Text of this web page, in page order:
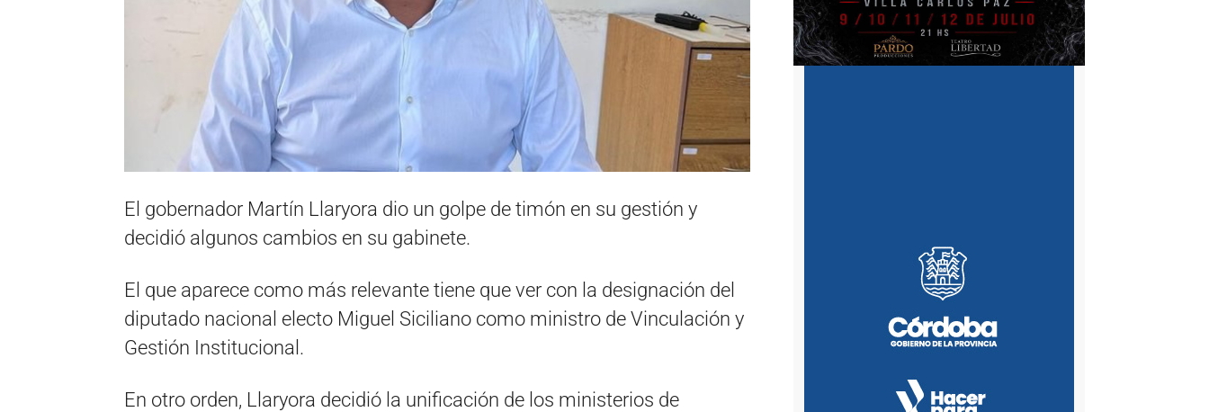
El gobernador Martín Llaryora dio un golpe de timón en su gestión y
decidió algunos cambios en su gabinete.
El que aparece como más relevante tiene que ver con la designación del
diputado nacional electo Miguel Siciliano como ministro de Vinculación y
Gestión Institucional.
En otro orden, Llaryora decidió la unificación de los ministerios de